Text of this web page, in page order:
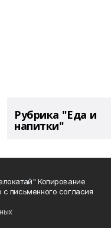
Рубрика "Еда и
напитки"
Копирование
письменного согласия